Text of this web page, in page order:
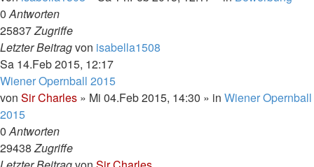
0Antworten
25837Zugriffe
Letzter Beitragvon isabella1508
Sa 14.Feb 2015, 12:17
Wiener Opernball 2015
von Sir Charles » Mi 04.Feb 2015, 14:30 » in Wiener Opernball
2015
0Antworten
29438Zugriffe